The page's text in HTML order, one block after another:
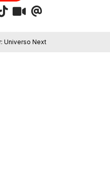
Universo Next